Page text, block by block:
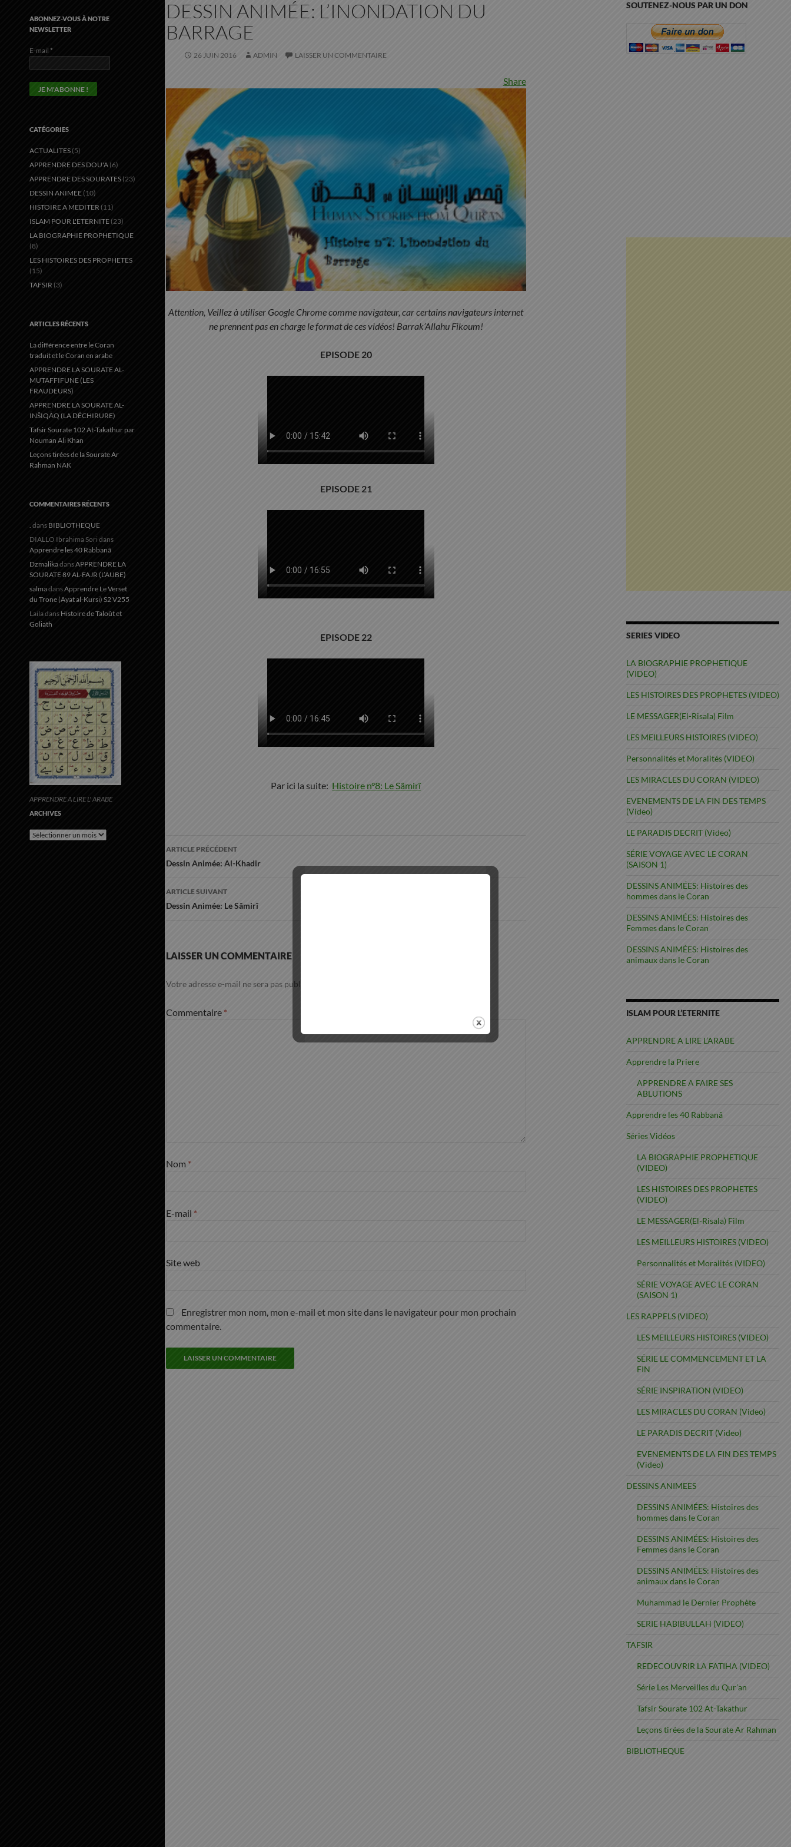
DESSIN ANIMÉE: L’INONDATION DU
BARRAGE
26 JUIN 2016 ADMIN LAISSER UN COMMENTAIRE
Share
Attention, Veillez à utiliser Google Chrome comme navigateur, car certains navigateurs internet
ne prennent pas en charge le format de ces vidéos! Barrak’Allahu Fikoum!
EPISODE 20
EPISODE 21
EPISODE 22
Par ici la suite: Histoire n°8: Le Sâmirî
Navigation
des
articles
ARTICLE PRÉCÉDENT
Dessin Animée: Al-Khadir
ARTICLE SUIVANT
Dessin Animée: Le Sâmirî
LAISSER UN COMMENTAIRE
Votre adresse e-mail ne sera pas publiée.
Commentaire *
Nom *
E-mail *
Site web
Enregistrer mon nom, mon e-mail et mon site dans le navigateur pour mon prochain
commentaire.
SOUTENEZ-NOUS PAR UN DON
SERIES VIDEO
LA BIOGRAPHIE PROPHETIQUE
(VIDEO)
LES HISTOIRES DES PROPHETES (VIDEO)
LE MESSAGER(El-Risala) Film
LES MEILLEURS HISTOIRES (VIDEO)
Personnalités et Moralités (VIDEO)
LES MIRACLES DU CORAN (VIDEO)
EVENEMENTS DE LA FIN DES TEMPS
(Video)
LE PARADIS DECRIT (Video)
SÉRIE VOYAGE AVEC LE CORAN
(SAISON 1)
DESSINS ANIMÉES: Histoires des
hommes dans le Coran
DESSINS ANIMÉES: Histoires des
Femmes dans le Coran
DESSINS ANIMÉES: Histoires des
animaux dans le Coran
ISLAM POUR L’ETERNITE
APPRENDRE A LIRE L’ARABE
Apprendre la Priere
APPRENDRE A FAIRE SES
ABLUTIONS
Apprendre les 40 Rabbanâ
Séries Vidéos
LA BIOGRAPHIE PROPHETIQUE
(VIDEO)
LES HISTOIRES DES PROPHETES
(VIDEO)
LE MESSAGER(El-Risala) Film
LES MEILLEURS HISTOIRES (VIDEO)
Personnalités et Moralités (VIDEO)
SÉRIE VOYAGE AVEC LE CORAN
(SAISON 1)
LES RAPPELS (VIDEO)
LES MEILLEURS HISTOIRES (VIDEO)
SÉRIE LE COMMENCEMENT ET LA
FIN
SÉRIE INSPIRATION (VIDEO)
LES MIRACLES DU CORAN (Video)
LE PARADIS DECRIT (Video)
EVENEMENTS DE LA FIN DES TEMPS
(Video)
DESSINS ANIMEES
DESSINS ANIMÉES: Histoires des
hommes dans le Coran
DESSINS ANIMÉES: Histoires des
Femmes dans le Coran
DESSINS ANIMÉES: Histoires des
animaux dans le Coran
Muhammad le Dernier Prophète
SERIE HABIBULLAH (VIDEO)
TAFSIR
REDECOUVRIR LA FATIHA (VIDEO)
Série Les Merveilles du Qur’an
Tafsir Sourate 102 At-Takathur
Leçons tirées de la Sourate Ar Rahman
BIBLIOTHEQUE
ABONNEZ-VOUS À NOTRE
NEWSLETTER
E-mail *
CATÉGORIES
ACTUALITES (5)
APPRENDRE DES DOU'A (6)
APPRENDRE DES SOURATES (23)
DESSIN ANIMEE (10)
HISTOIRE A MEDITER (11)
ISLAM POUR L'ETERNITE (23)
LA BIOGRAPHIE PROPHETIQUE
(8)
LES HISTOIRES DES PROPHETES
(15)
TAFSIR (3)
ARTICLES RÉCENTS
La différence entre le Coran
traduit et le Coran en arabe
APPRENDRE LA SOURATE AL-
MUTAFFIFUNE (LES
FRAUDEURS)
APPRENDRE LA SOURATE AL-
INŠIQĀQ (LA DÉCHIRURE)
Tafsir Sourate 102 At-Takathur par
Nouman Ali Khan
Leçons tirées de la Sourate Ar
Rahman NAK
COMMENTAIRES RÉCENTS
dans BIBLIOTHEQUE
DIALLO Ibrahima Sori dans
Apprendre les 40 Rabbanâ
DzmalikadansAPPRENDRE LA
SOURATE 89 AL-FAJR (L’AUBE)
salmadansApprendre Le Verset
du Trone (Ayat al-Kursi) S2 V255
Lailadans Histoire de Taloût et
Goliath
APPRENDRE A LIRE L' ARABE
ARCHIVES
Archives